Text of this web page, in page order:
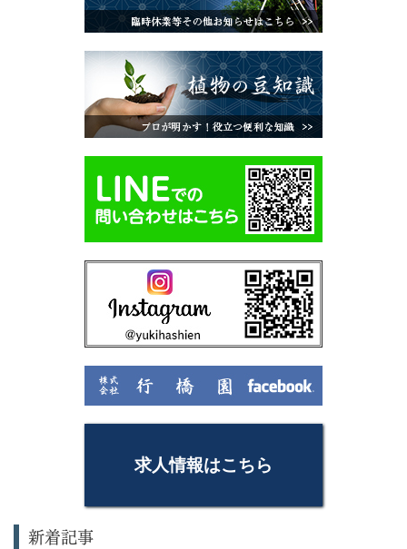
求人情報はこちら
新着記事